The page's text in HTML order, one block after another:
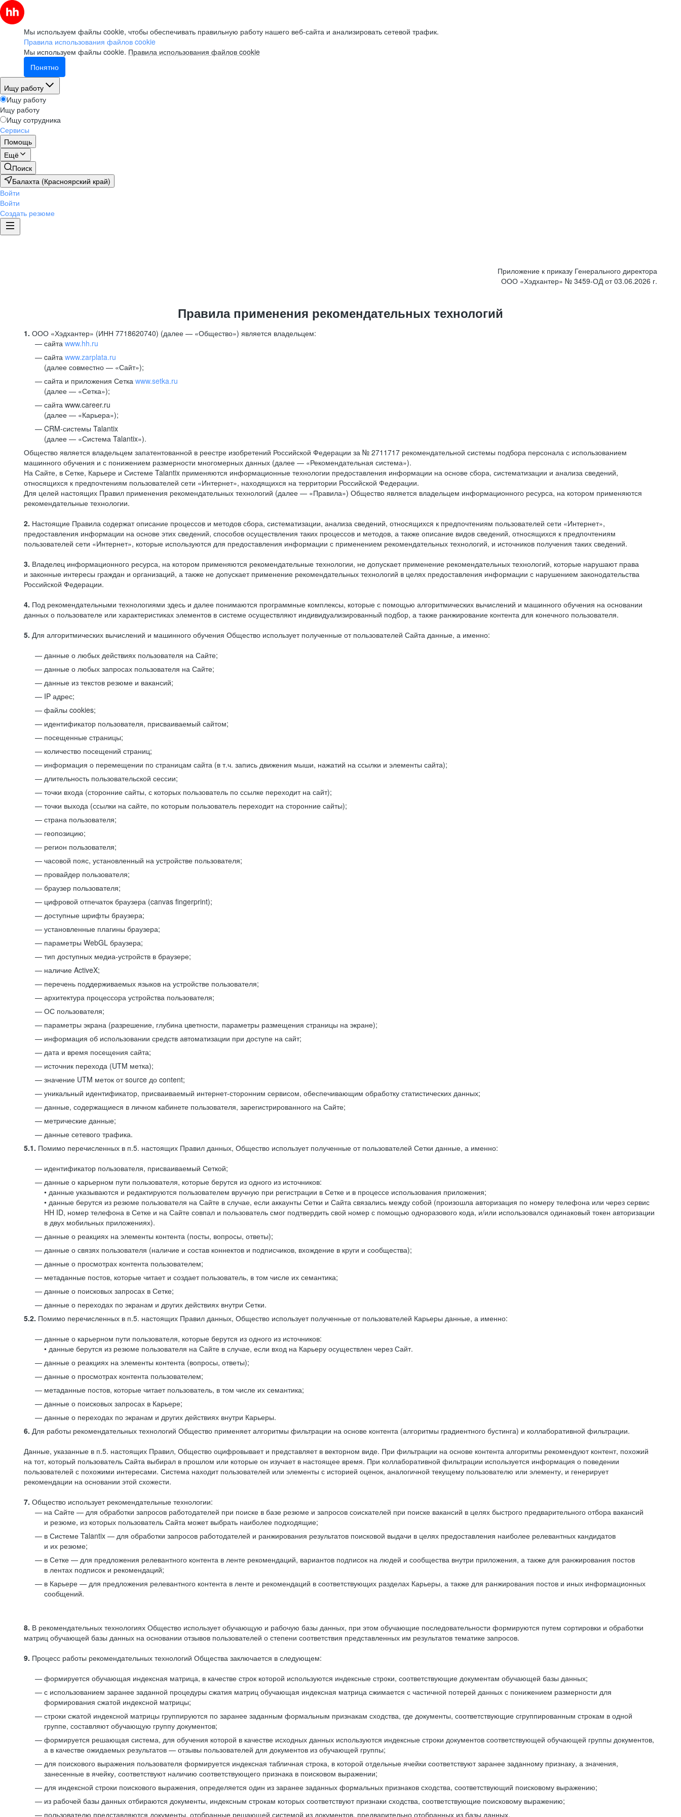
Мы используем файлы cookie, чтобы обеспечивать правильную работу нашего веб-сайта и анализировать сетевой трафик.
Правила использования файлов cookie
Мы используем файлы cookie. Правила использования файлов cookie
Понятно
Ищу работу
Ищу работу
Ищу работу
Ищу сотрудника
Сервисы
Помощь
Ещё
Поиск
Балахта (Красноярский край)
Войти
Войти
Создать резюме
Приложение к приказу Генерального директора
ООО «Хэдхантер» № 3459-ОД от 03.06.2026 г.
Правила применения рекомендательных технологий
1. ООО «Хэдхантер» (ИНН 7718620740) (далее — «Общество») является владельцем:
сайта www.hh.ru
cайта www.zarplata.ru
(далее совместно — «Сайт»);
сайта и приложения Сетка www.setka.ru
(далее — «Сетка»);
сайта www.career.ru
(далее — «Карьера»);
CRM-системы Talantix
(далее — «Система Talantix»).
Общество является владельцем запатентованной в реестре изобретений Российской Федерации за № 2711717 рекомендательной системы подбора персонала с использованием
машинного обучения и с понижением размерности многомерных данных (далее — «Рекомендательная система»).
На Сайте, в Сетке, Карьере и Системе Talantix применяются информационные технологии предоставления информации на основе сбора, систематизации и анализа сведений,
относящихся к предпочтениям пользователей сети «Интернет», находящихся на территории Российской Федерации.
Для целей настоящих Правил применения рекомендательных технологий (далее — «Правила») Общество является владельцем информационного ресурса, на котором применяются
рекомендательные технологии.
2. Настоящие Правила содержат описание процессов и методов сбора, систематизации, анализа сведений, относящихся к предпочтениям пользователей сети «Интернет»,
предоставления информации на основе этих сведений, способов осуществления таких процессов и методов, а также описание видов сведений, относящихся к предпочтениям
пользователей сети «Интернет», которые используются для предоставления информации с применением рекомендательных технологий, и источников получения таких сведений.
3. Владелец информационного ресурса, на котором применяются рекомендательные технологии, не допускает применение рекомендательных технологий, которые нарушают права
и законные интересы граждан и организаций, а также не допускает применение рекомендательных технологий в целях предоставления информации с нарушением законодательства
Российской Федерации.
4. Под рекомендательными технологиями здесь и далее понимаются программные комплексы, которые с помощью алгоритмических вычислений и машинного обучения на основании
данных о пользователе или характеристиках элементов в системе осуществляют индивидуализированный подбор, а также ранжирование контента для конечного пользователя.
5. Для алгоритмических вычислений и машинного обучения Общество использует полученные от пользователей Сайта данные, а именно:
данные о любых действиях пользователя на Сайте;
данные о любых запросах пользователя на Сайте;
данные из текстов резюме и вакансий;
IP адрес;
файлы cookies;
идентификатор пользователя, присваиваемый сайтом;
посещенные страницы;
количество посещений страниц;
информация о перемещении по страницам сайта (в т.ч. запись движения мыши, нажатий на ссылки и элементы сайта);
длительность пользовательской сессии;
точки входа (сторонние сайты, с которых пользователь по ссылке переходит на сайт);
точки выхода (ссылки на сайте, по которым пользователь переходит на сторонние сайты);
страна пользователя;
геопозицию;
регион пользователя;
часовой пояс, установленный на устройстве пользователя;
провайдер пользователя;
браузер пользователя;
цифровой отпечаток браузера (canvas fingerprint);
доступные шрифты браузера;
установленные плагины браузера;
параметры WebGL браузера;
тип доступных медиа-устройств в браузере;
наличие ActiveX;
перечень поддерживаемых языков на устройстве пользователя;
архитектура процессора устройства пользователя;
ОС пользователя;
параметры экрана (разрешение, глубина цветности, параметры размещения страницы на экране);
информация об использовании средств автоматизации при доступе на сайт;
дата и время посещения сайта;
источник перехода (UTM метка);
значение UTM меток от source до content;
уникальный идентификатор, присваиваемый интернет-сторонним сервисом, обеспечивающим обработку статистических данных;
данные, содержащиеся в личном кабинете пользователя, зарегистрированного на Сайте;
метрические данные;
данные сетевого трафика.
5.1. Помимо перечисленных в п.5. настоящих Правил данных, Общество использует полученные от пользователей Сетки данные, а именно:
идентификатор пользователя, присваиваемый Сеткой;
данные о карьерном пути пользователя, которые берутся из одного из источников:
• данные указываются и редактируются пользователем вручную при регистрации в Сетке и в процессе использования приложения;
• данные берутся из резюме пользователя на Сайте в случае, если аккаунты Сетки и Сайта связались между собой (произошла авторизация по номеру телефона или через сервис
HH ID, номер телефона в Сетке и на Сайте совпал и пользователь смог подтвердить свой номер с помощью одноразового кода, и/или использовался одинаковый токен авторизации
в двух мобильных приложениях).
данные о реакциях на элементы контента (посты, вопросы, ответы);
данные о связях пользователя (наличие и состав коннектов и подписчиков, вхождение в круги и сообщества);
данные о просмотрах контента пользователем;
метаданные постов, которые читает и создает пользователь, в том числе их семантика;
данные о поисковых запросах в Сетке;
данные о переходах по экранам и других действиях внутри Сетки.
5.2. Помимо перечисленных в п.5. настоящих Правил данных, Общество использует полученные от пользователей Карьеры данные, а именно:
данные о карьерном пути пользователя, которые берутся из одного из источников:
• данные берутся из резюме пользователя на Сайте в случае, если вход на Карьеру осуществлен через Сайт.
данные о реакциях на элементы контента (вопросы, ответы);
данные о просмотрах контента пользователем;
метаданные постов, которые читает пользователь, в том числе их семантика;
данные о поисковых запросах в Карьере;
данные о переходах по экранам и других действиях внутри Карьеры.
6. Для работы рекомендательных технологий Общество применяет алгоритмы фильтрации на основе контента (алгоритмы градиентного бустинга) и коллаборативной фильтрации.
Данные, указанные в п.5. настоящих Правил, Общество оцифровывает и представляет в векторном виде. При фильтрации на основе контента алгоритмы рекомендуют контент, похожий
на тот, который пользователь Сайта выбирал в прошлом или которые он изучает в настоящее время. При коллаборативной фильтрации используется информация о поведении
пользователей с похожими интересами. Система находит пользователей или элементы с историей оценок, аналогичной текущему пользователю или элементу, и генерирует
рекомендации на основании этой схожести.
7. Общество использует рекомендательные технологии:
на Сайте — для обработки запросов работодателей при поиске в базе резюме и запросов соискателей при поиске вакансий в целях быстрого предварительного отбора вакансий
и резюме, из которых пользователь Сайта может выбрать наиболее подходящие;
в Системе Talantix — для обработки запросов работодателей и ранжирования результатов поисковой выдачи в целях предоставления наиболее релевантных кандидатов
и их резюме;
в Сетке — для предложения релевантного контента в ленте рекомендаций, вариантов подписок на людей и сообщества внутри приложения, а также для ранжирования постов
в лентах подписок и рекомендаций;
в Карьере — для предложения релевантного контента в ленте и рекомендаций в соответствующих разделах Карьеры, а также для ранжирования постов и иных информационных
сообщений.
8. В рекомендательных технологиях Общество использует обучающую и рабочую базы данных, при этом обучающие последовательности формируются путем сортировки и обработки
матриц обучающей базы данных на основании отзывов пользователей о степени соответствия представленных им результатов тематике запросов.
9. Процесс работы рекомендательных технологий Общества заключается в следующем:
формируется обучающая индексная матрица, в качестве строк которой используются индексные строки, соответствующие документам обучающей базы данных;
с использованием заранее заданной процедуры сжатия матриц обучающая индексная матрица сжимается с частичной потерей данных с понижением размерности для
формирования сжатой индексной матрицы;
строки сжатой индексной матрицы группируются по заранее заданным формальным признакам сходства, где документы, соответствующие сгруппированным строкам в одной
группе, составляют обучающую группу документов;
формируется решающая система, для обучения которой в качестве исходных данных используются индексные строки документов соответствующей обучающей группы документов,
а в качестве ожидаемых результатов — отзывы пользователей для документов из обучающей группы;
для поискового выражения пользователя формируется индексная табличная строка, в которой отдельные ячейки соответствуют заранее заданному признаку, а значения,
занесенные в ячейку, соответствуют наличию соответствующего признака в поисковом выражении;
для индексной строки поискового выражения, определяется один из заранее заданных формальных признаков сходства, соответствующий поисковому выражению;
из рабочей базы данных отбираются документы, индексным строкам которых соответствуют признаки сходства, соответствующие поисковому выражению;
пользователю представляются документы, отобранные решающей системой из документов, предварительно отобранных из базы данных.